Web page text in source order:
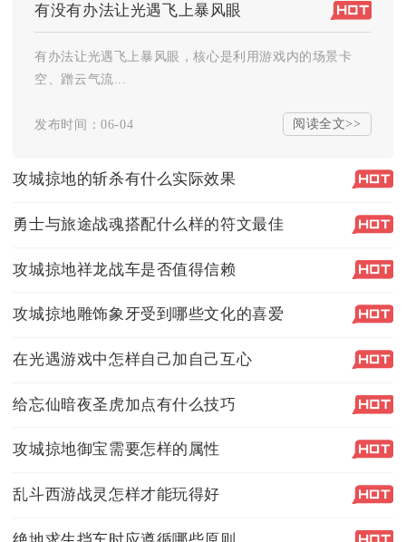
有没有办法让光遇飞上暴风眼
有办法让光遇飞上暴风眼，核心是利用游戏内的场景卡
空、蹭云气流...
发布时间：06-04 阅读全文>>
攻城掠地的斩杀有什么实际效果
勇士与旅途战魂搭配什么样的符文最佳
攻城掠地祥龙战车是否值得信赖
攻城掠地雕饰象牙受到哪些文化的喜爱
在光遇游戏中怎样自己加自己互心
给忘仙暗夜圣虎加点有什么技巧
攻城掠地御宝需要怎样的属性
乱斗西游战灵怎样才能玩得好